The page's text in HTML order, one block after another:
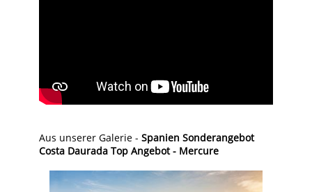
Aus unserer Galerie - Spanien Sonderangebot
Costa Daurada Top Angebot - Mercure